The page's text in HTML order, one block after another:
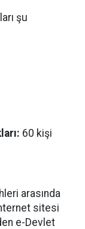
şu
60 kişi
arasında
sitesi
e-Devlet